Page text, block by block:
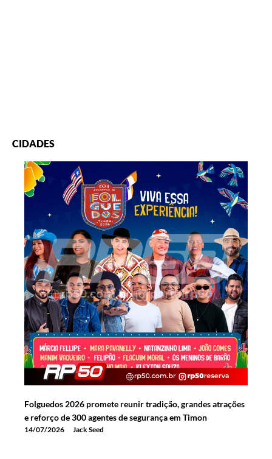
CIDADES
Folguedos 2026 promete reunir tradição, grandes atrações
e reforço de 300 agentes de segurança em Timon
14/07/2026 Jack Seed